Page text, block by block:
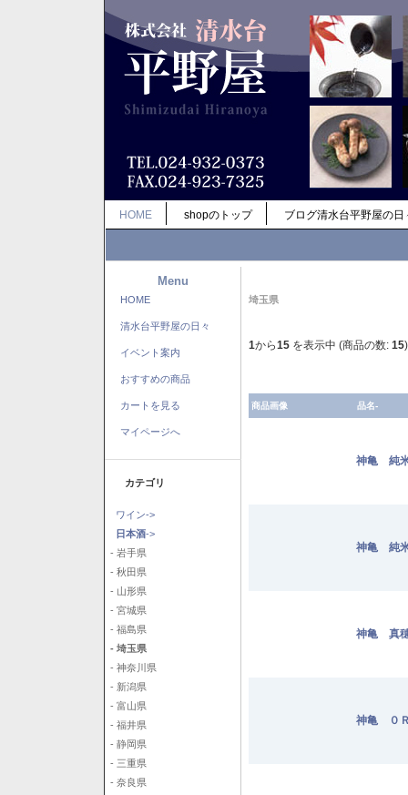
HOME shopのトップ ブログ清水台平野屋の日
Menu
HOME
清水台平野屋の日々
イベント案内
おすすめの商品
カートを見る
マイページへ
カテゴリ
ワイン->
日本酒->
- 岩手県
- 秋田県
- 山形県
- 宮城県
- 福島県
- 埼玉県
- 神奈川県
- 新潟県
- 富山県
- 福井県
- 静岡県
- 三重県
- 奈良県
埼玉県
1から15 を表示中 (商品の数: 15)
商品画像 品名-
神亀 純
神亀 純
神亀 真
神亀 ０